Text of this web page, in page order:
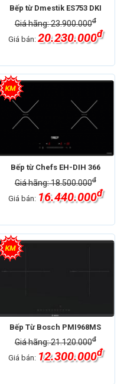
Bếp từ Dmestik ES753 DKI
Giá hãng: 23.900.000đ
Giá bán: 20.230.000đ
Bếp từ Chefs EH-DIH 366
Giá hãng: 18.500.000đ
Giá bán: 16.440.000đ
Bếp Từ Bosch PMI968MS
Giá hãng: 21.120.000đ
Giá bán: 12.300.000đ